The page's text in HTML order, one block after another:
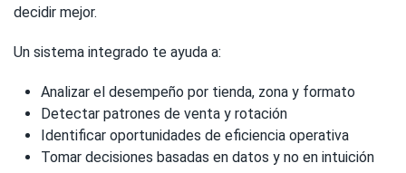
decidir mejor.
Un sistema integrado te ayuda a:
Analizar el desempeño por tienda, zona y formato
Detectar patrones de venta y rotación
Identificar oportunidades de eficiencia operativa
Tomar decisiones basadas en datos y no en intuición